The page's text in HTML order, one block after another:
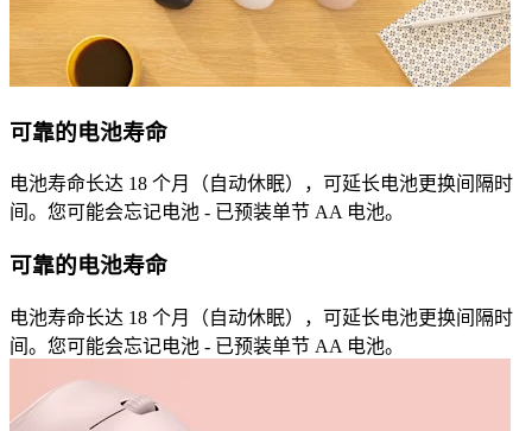
可靠的电池寿命
电池寿命长达 18 个月（自动休眠），可延长电池更换间隔时
间。您可能会忘记电池 - 已预装单节 AA 电池。
可靠的电池寿命
电池寿命长达 18 个月（自动休眠），可延长电池更换间隔时
间。您可能会忘记电池 - 已预装单节 AA 电池。